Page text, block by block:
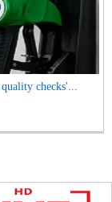
checks'...